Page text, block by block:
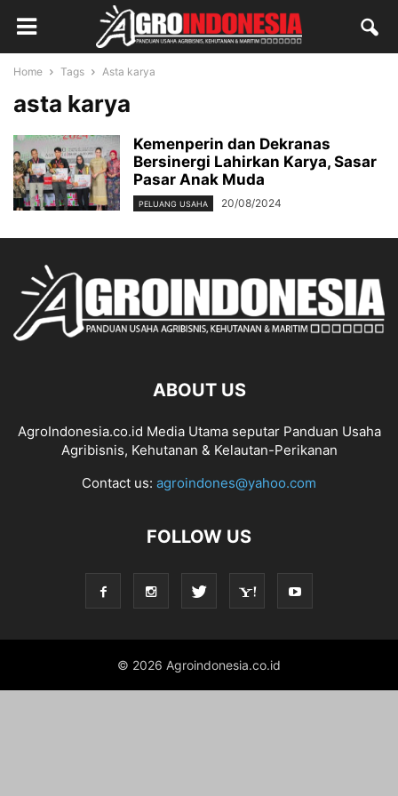
Home Tags Asta karya
asta karya
Kemenperin dan Dekranas
Bersinergi Lahirkan Karya, Sasar
Pasar Anak Muda
PELUANG USAHA 20/08/2024
ABOUT US
AgroIndonesia.co.id Media Utama seputar Panduan Usaha
Agribisnis, Kehutanan & Kelautan-Perikanan
Contact us: agroindones@yahoo.com
FOLLOW US
© 2026 Agroindonesia.co.id